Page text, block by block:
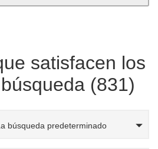
satisfacen los
(831)
búsqueda predeterminado